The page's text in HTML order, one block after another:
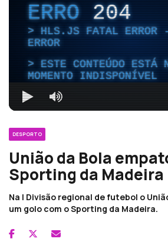
ERRO204
HLS.JS FATAL ERROR -
ERROR
ESTE CONTEÚDO ESTÁ
MOMENTO INDISPONÍVEL
DESPORTO
União da Bola
Sporting da
Na I Divisão regional de futebol o
um golo com o Sporting da Madeira.